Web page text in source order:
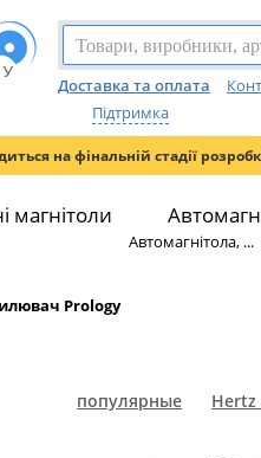
Доставка та оплата
Підтримка
на фінальній стадії
магнітоли
Автомагнітола, ...
Prology
популярные Hertz